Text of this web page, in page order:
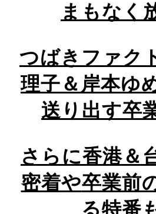
まもなく
つばきファク
理子＆岸本ゆ
送り出す卒
さらに香港＆
密着や卒業前
る特番